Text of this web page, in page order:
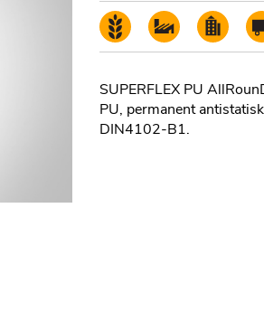
SUPERFLEX PU
PU, permanent
DIN4102-B1.